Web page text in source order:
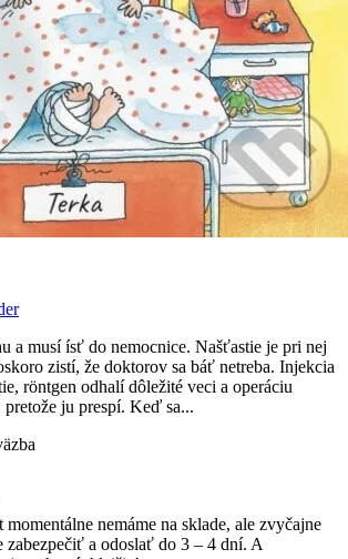
a musí ísť do nemocnice. Našťastie je pri nej
zistí, že doktorov sa báť netreba. Injekcia
röntgen odhalí dôležité veci a operáciu
ju prespí. Keď sa...
momentálne nemáme na sklade, ale zvyčajne
zabezpečiť a odoslať do 3 – 4 dní. A